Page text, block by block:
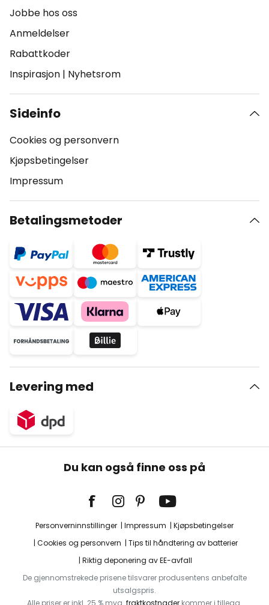
Jobbe hos oss
Anmeldelser
Rabattkoder
Inspirasjon | Nyhetsrom
Sideinfo
Cookies og personvern
Kjøpsbetingelser
Impressum
Betalingsmetoder
Levering med
Du kan også finne oss på
Personverninnstillinger Impressum
Kjøpsbetingelser
Cookies og personvern
Tips til håndtering av batterier
Riktig deponering av EE-avfall
De gjennomstrekede prisene tilsvarer produsentens anbefalte
utsalgspris.
Alle priser er inkl. 25 % mva. fraktkostnader kommer i tillegg.